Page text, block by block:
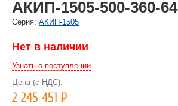
АКИП-1505-500-360-64
Cерия: АКИП-1505
Нет в наличии
Узнать о поступлении
Цена (с НДС):
2 245 451Р